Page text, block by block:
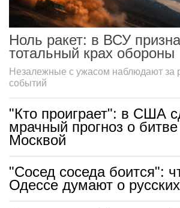
Ноль ракет: в ВСУ
тотальный крах обороны
Незалежные с ужасом наблюдают за
событий
"Кто проиграет": в США
мрачный прогноз о
Москвой
"Сосед соседа боится":
Одессе думают о русских